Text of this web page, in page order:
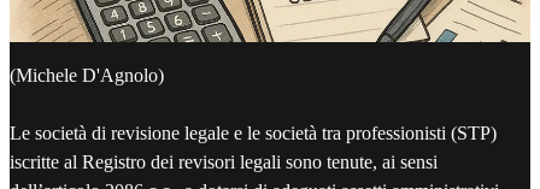
(Michele D'Agnolo)
Le società di revisione legale e le società tra professionisti (STP)
iscritte al Registro dei revisori legali sono tenute, ai sensi